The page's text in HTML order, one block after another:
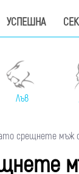
УСПЕШНА
Лъв
срещнете мъж